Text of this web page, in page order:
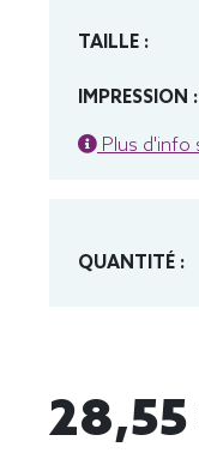
TAILLE :
IMPRESSION :
Plus d'info
QUANTITÉ :
28,55